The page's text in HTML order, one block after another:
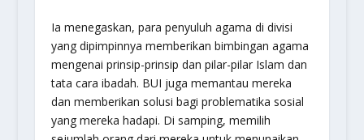
Ia menegaskan, para penyuluh agama di divisi
yang dipimpinnya memberikan bimbingan agama
mengenai prinsip-prinsip dan pilar-pilar Islam dan
tata cara ibadah. BUI juga memantau mereka
dan memberikan solusi bagi problematika sosial
yang mereka hadapi. Di samping, memilih